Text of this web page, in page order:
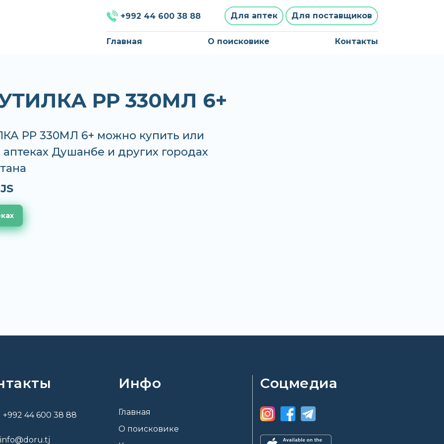
+992 44 600 38 88 Для аптек Для поставщиков
Главная О поисковике Контакты
РР 330МЛ 6+
РР 330МЛ 6+ можно купить или
аптеках Душанбе и других городах
+992 44 600 38 88
info@doru.tj
Инфо
Главная
О поисковике
Соцмедиа